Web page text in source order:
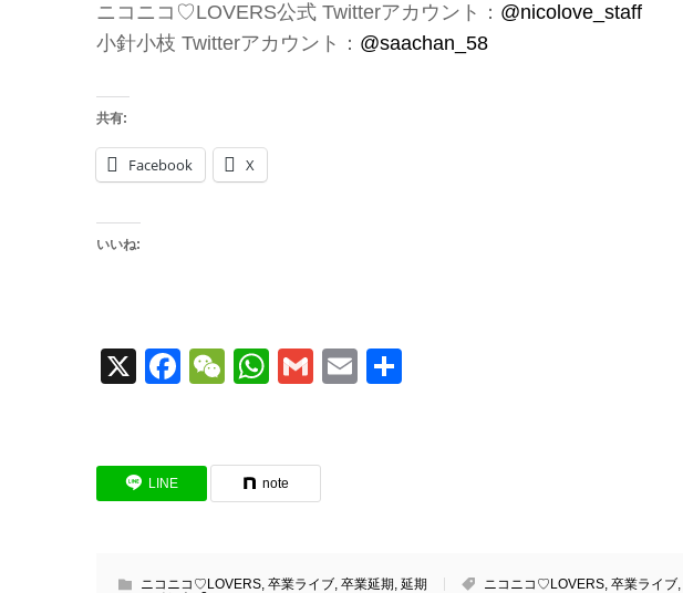
ニコニコ♡LOVERS公式 Twitterアカウント： @nicolove_staff
小針小枝 Twitterアカウント： @saachan_58
共有:
Facebook X
いいね:
X Facebook
WeChat
WhatsApp
GmailEmail
LINE note
ニコニコ♡LOVERS 卒業ライブ 卒業延期 延期 ニコニコ♡LOVERS 卒業ライブ